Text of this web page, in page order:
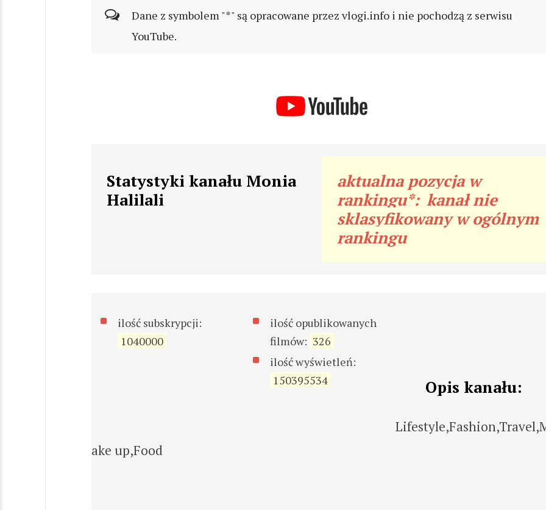
Dane z symbolem "*" są opracowane przez vlogi.info i nie pochodzą z serwisu
YouTube.
Statystyki kanału Monia
Halilali
aktualna pozycja w
rankingu*: kanał nie
sklasyfikowany w ogólnym
rankingu
ilość subskrypcji:
1040000
ilość opublikowanych
filmów: 326
ilość wyświetleń:
150395534
Opis kanału:
ake up,Food